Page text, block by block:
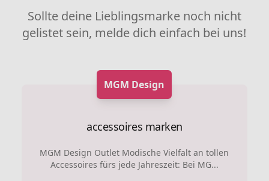
Sollte deine Lieblingsmarke noch nicht
gelistet sein, melde dich einfach bei uns!
MGM Design
accessoires marken
MGM Design Outlet Modische Vielfalt an tollen
Accessoires fürs jede Jahreszeit: Bei MG...